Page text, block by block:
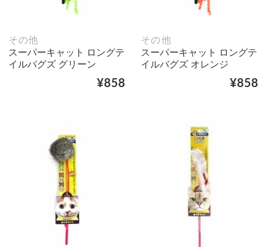
その他
スーパーキャット ロングテ
イルバグズ グリーン
¥858
その他
スーパーキャット ロングテ
イルバグズ オレンジ
¥858